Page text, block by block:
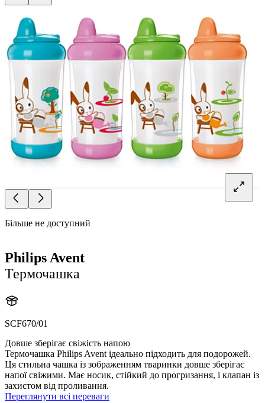
Більше не доступний
Philips Avent
Термочашка
SCF670/01
Довше зберігає свіжість напою
Термочашка Philips Avent ідеально підходить для подорожей.
Ця стильна чашка із зображенням тваринки довше зберігає
напої свіжими. Має носик, стійкий до прогризання, і клапан із
захистом від проливання.
Переглянути всі переваги